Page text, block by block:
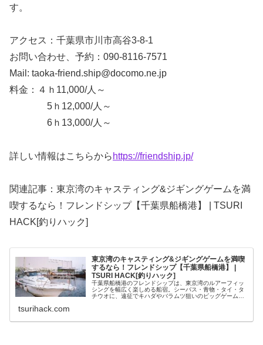
す。
アクセス：千葉県市川市高谷3-8-1
お問い合わせ、予約：090-8116-7571
Mail: taoka-friend.ship@docomo.ne.jp
料金：４ｈ11,000/人～
5ｈ12,000/人～
6ｈ13,000/人～
詳しい情報はこちらから https://friendship.jp/
関連記事：東京湾のキャスティング&ジギングゲームを満
喫するなら！フレンドシップ【千葉県船橋港】 | TSURI
HACK[釣りハック]
東京湾のキャスティング&ジギングゲームを満喫
するなら！フレンドシップ【千葉県船橋港】 |
TSURI HACK[釣りハック]
千葉県船橋港のフレンドシップは、東京湾のルアーフィッ
シングを幅広く楽しめる船宿。シーバス・青物・タイ・タ
チウオに、遠征でキハダやバラムツ狙いのビッグゲームに
tsurihack.com